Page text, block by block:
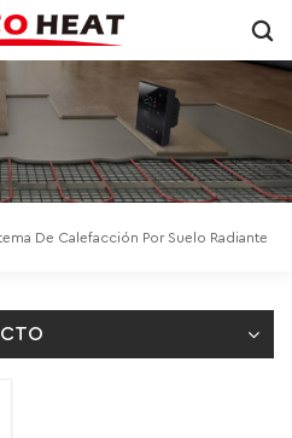
De Calefacción Por Suelo Radiante